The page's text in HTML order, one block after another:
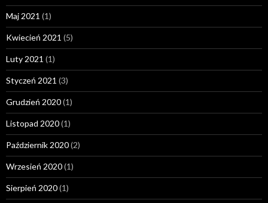
Maj 2021 (1)
Kwiecień 2021 (5)
Luty 2021 (1)
Styczeń 2021 (3)
Grudzień 2020(1)
Listopad 2020(1)
Październik 2020(2)
Wrzesień 2020(1)
Sierpień 2020(1)